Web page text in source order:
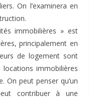
On l’examinera en
immobilières » est
principalement en
de logement sont
immobilières
On peut penser qu’un
contribuer à une